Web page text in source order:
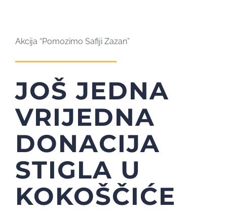
Akcija “Pomozimo Safiji Zazan”
JOŠ JEDNA
VRIJEDNA
DONACIJA
STIGLA U
KOKOŠČIĆE